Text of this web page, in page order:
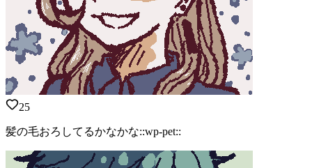
25
髪の毛おろしてるかなかな::wp-pet::